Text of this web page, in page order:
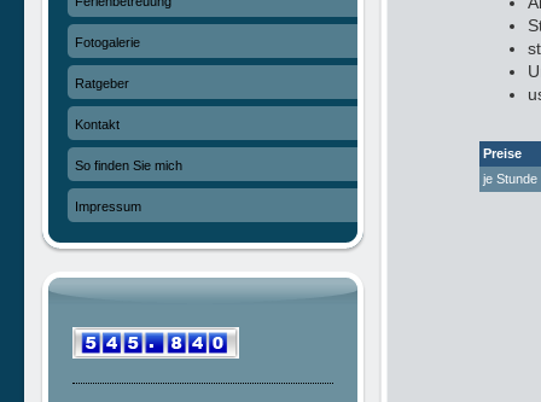
Preise
je
Fotogalerie
Ratgeber
Kontakt
So finden Sie mich
Impressum